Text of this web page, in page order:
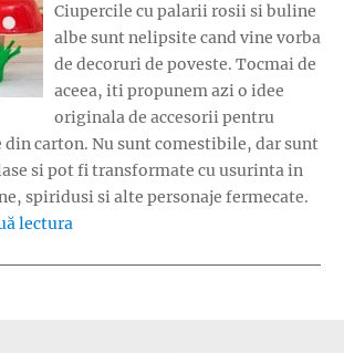
Ciupercile cu palarii rosii si buline
albe sunt nelipsite cand vine vorba
de decoruri de poveste. Tocmai de
aceea, iti propunem azi o idee
originala de accesorii pentru
din carton. Nu sunt comestibile, dar sunt
si pot fi transformate cu usurinta in
spiridusi si alte personaje fermecate.
lectura